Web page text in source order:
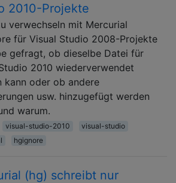
2010-Projekte
verwechseln mit Mercurial
für Visual Studio 2008-Projekte
gefragt, ob dieselbe Datei für
2010 wiederverwendet
kann oder ob andere
usw. hinzugefügt werden
warum.
visual-studio-2010
visual-studio
hgignore
(hg) schreibt nur